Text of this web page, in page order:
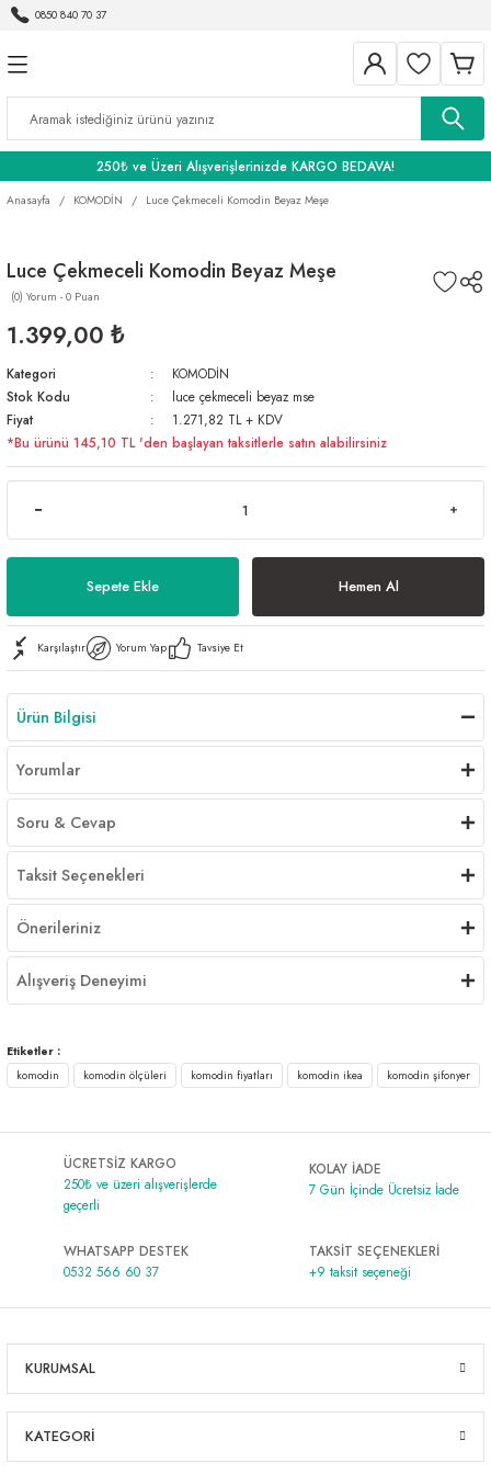
0850 840 70 37
250₺ ve Üzeri Alışverişlerinizde KARGO BEDAVA!
Anasayfa KOMODİN Luce Çekmeceli Komodin Beyaz Meşe
Luce Çekmeceli Komodin Beyaz Meşe
(0) Yorum - 0 Puan
1.399,00 ₺
Kategori
KOMODİN
Stok Kodu
luce çekmeceli beyaz mse
Fiyat
1.271,82 TL + KDV
*Bu ürünü 145,10 TL 'den başlayan taksitlerle satın alabilirsiniz
Sepete Ekle Hemen Al
Karşılaştır Yorum Yap Tavsiye Et
Ürün Bilgisi
Yorumlar
Soru & Cevap
Taksit Seçenekleri
Önerileriniz
Alışveriş Deneyimi
Etiketler :
komodin
komodin ölçüleri komodin fiyatları komodin ikea komodin şifonyer
ÜCRETSİZ KARGO
250₺ ve üzeri alışverişlerde
geçerli
KOLAY İADE
7 Gün İçinde Ücretsiz İade
WHATSAPP DESTEK
0532 566 60 37
TAKSİT SEÇENEKLERİ
+9 taksit seçeneği
KURUMSAL
KATEGORİ